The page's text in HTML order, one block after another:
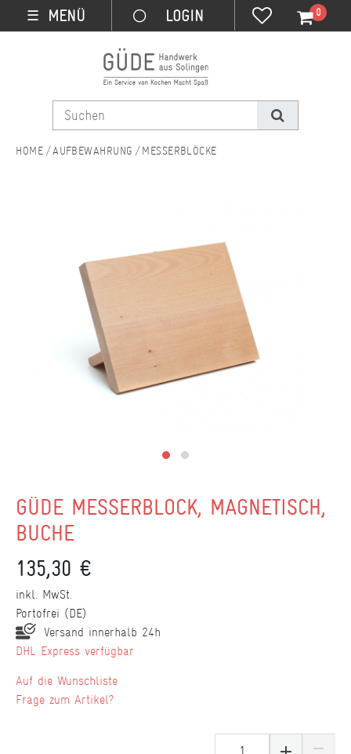
☰ MENÜ 0
AUFBEWAHRUNG MESSERBLÖCKE
GÜDE MESSERBLOCK, MAGNETISCH,
BUCHE
135,30 €
inkl. MwSt.
Portofrei (DE)
Versand innerhalb 24h
DHL Express verfügbar
Wunschliste
Frage zum Artikel?